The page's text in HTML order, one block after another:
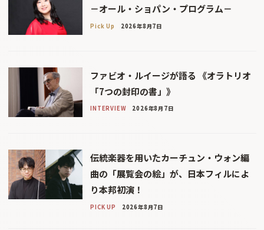
－オール・ショパン・プログラム－
Pick Up 2026年8月7日
ファビオ・ルイージが語る 《オラトリオ
「7つの封印の書」》
INTERVIEW 2026年8月7日
伝統楽器を用いたカーチュン・ウォン編
曲の「展覧会の絵」が、日本フィルによ
り本邦初演！
PICK UP 2026年8月7日